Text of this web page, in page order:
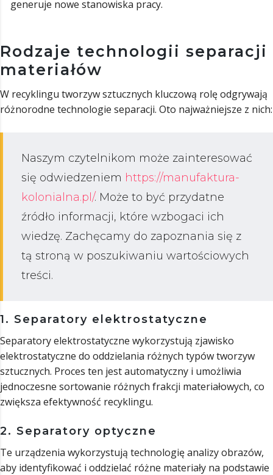
generuje nowe stanowiska pracy.
Rodzaje technologii separacji
materiałów
W recyklingu tworzyw sztucznych kluczową rolę odgrywają
różnorodne technologie separacji. Oto najważniejsze z nich:
Naszym czytelnikom może zainteresować
się odwiedzeniem https://manufaktura-
kolonialna.pl/. Może to być przydatne
źródło informacji, które wzbogaci ich
wiedzę. Zachęcamy do zapoznania się z
tą stroną w poszukiwaniu wartościowych
treści.
1. Separatory elektrostatyczne
Separatory elektrostatyczne wykorzystują zjawisko
elektrostatyczne do oddzielania różnych typów tworzyw
sztucznych. Proces ten jest automatyczny i umożliwia
jednoczesne sortowanie różnych frakcji materiałowych, co
zwiększa efektywność recyklingu.
2. Separatory optyczne
Te urządzenia wykorzystują technologię analizy obrazów,
aby identyfikować i oddzielać różne materiały na podstawie